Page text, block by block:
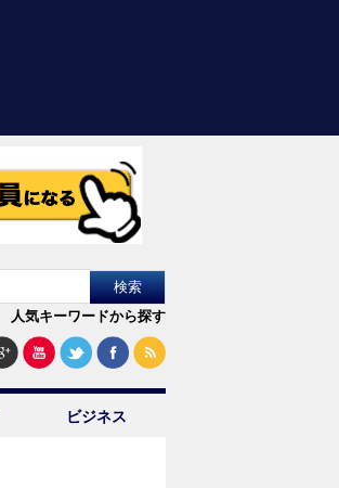
人気キーワードから探す
ビジネス